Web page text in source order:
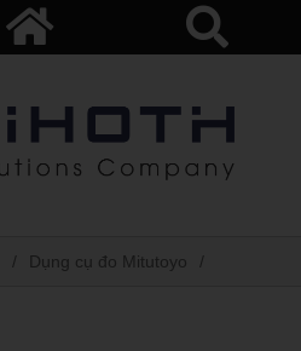
Dụng cụ đo Mitutoyo